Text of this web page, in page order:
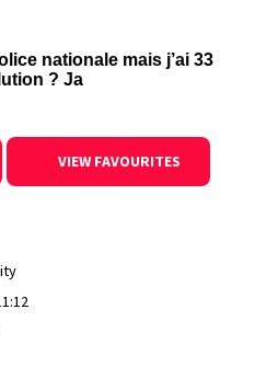
nationale mais j’ai 33
? Ja
VIEW FAVOURITES